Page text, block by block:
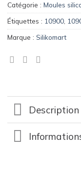
Catégorie : Moules
Étiquettes : 10900,
Marque : Silikomart
Description